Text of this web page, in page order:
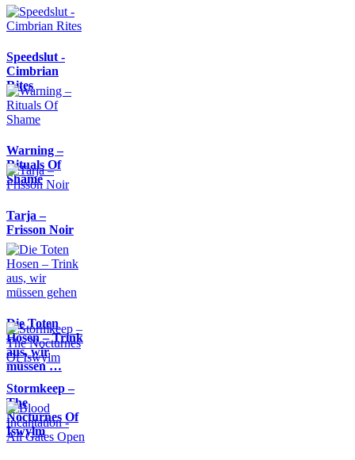
Speedslut -
Cimbrian
Rites
Warning –
Rituals Of
Shame
Tarja –
Frisson Noir
Die Toten
Hosen – Trink
aus, wir
müssen …
Stormkeep –
The
Nocturnes Of
Iswylm